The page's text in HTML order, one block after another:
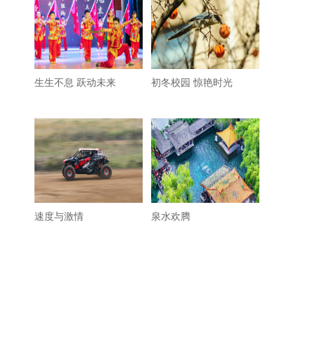
生生不息 跃动未来 初冬校园 惊艳时光
速度与激情 泉水欢腾